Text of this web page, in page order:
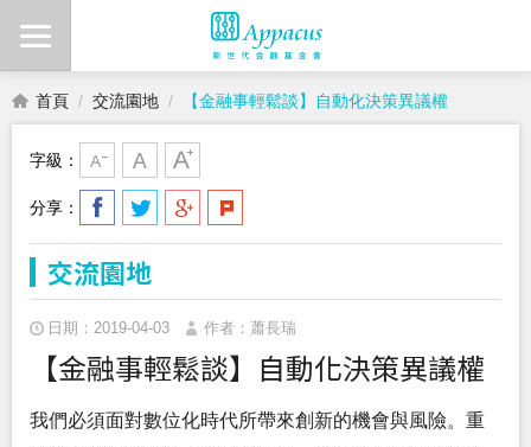
首頁 交流園地 【金融事輕鬆談】自動化決策異議權
字級：
分享：
交流園地
日期：2019-04-03 作者：蕭長瑞
【金融事輕鬆談】自動化決策異議權
我們必須面對數位化時代所帶來創新的機會與風險。重